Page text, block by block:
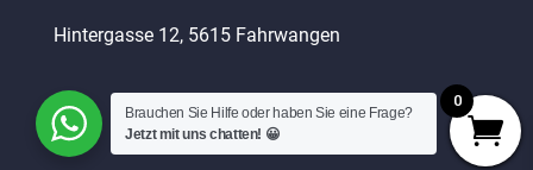
Hintergasse 12, 5615 Fahrwangen
Brauchen Sie Hilfe oder haben Sie eine Frage?
Jetzt mit uns chatten! 😀
0